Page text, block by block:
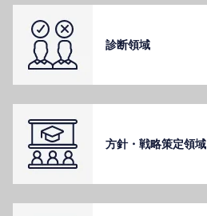
診断領域
⽅針・戦略策定領域